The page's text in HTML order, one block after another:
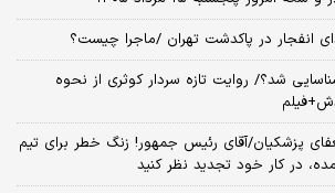
انفجار در پاکدشت تهران /ماجرا چیست؟
شد؟/ روایت تازه سردار کوثری از نحوه
پزشکیان/آقای رئیس جمهور! زنگ خطر برای تیم
در کار خود تجدید نظر کنید